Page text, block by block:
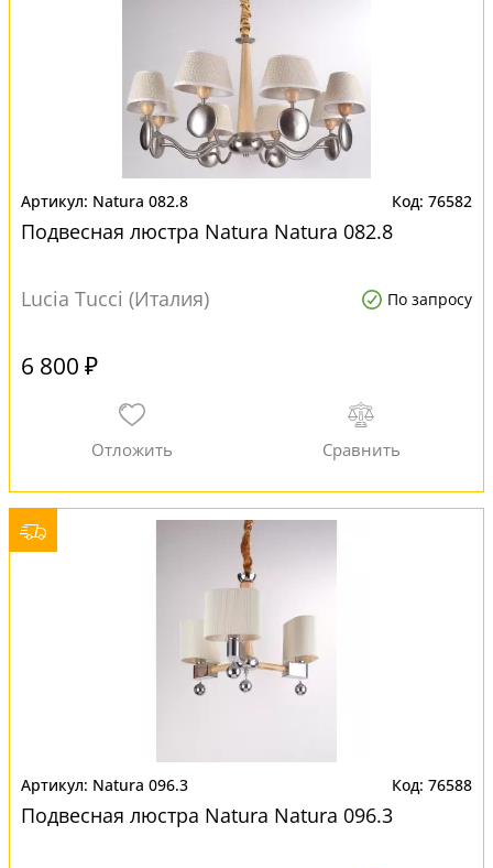
Natura 082.8 76582
Подвесная люстра Natura Natura 082.8
Lucia Tucci (Италия) По запросу
6 800 ₽
Natura 096.3 76588
Подвесная люстра Natura Natura 096.3